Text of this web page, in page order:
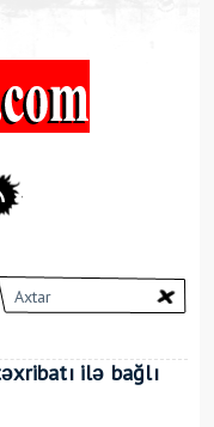
ilə bağlı